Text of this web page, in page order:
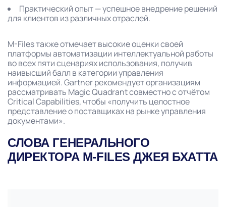
Практический опыт — успешное внедрение решений
для клиентов из различных отраслей.
M-Files также отмечает высокие оценки своей
платформы автоматизации интеллектуальной работы
во всех пяти сценариях использования, получив
наивысший балл в категории управления
информацией. Gartner рекомендует организациям
рассматривать Magic Quadrant совместно с отчётом
Critical Capabilities, чтобы «получить целостное
представление о поставщиках на рынке управления
документами».
СЛОВА ГЕНЕРАЛЬНОГО
ДИРЕКТОРА M-FILES ДЖЕЯ БХАТТА